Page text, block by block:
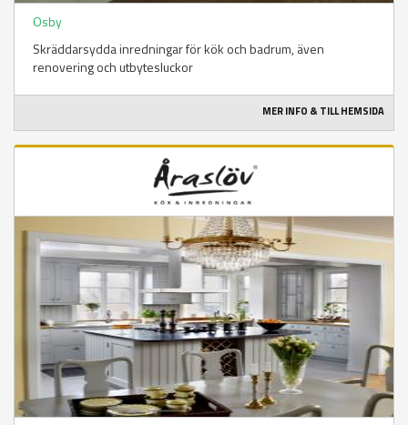
Osby
Skräddarsydda inredningar för kök och badrum, även
renovering och utbytesluckor
MER INFO & TILL HEMSIDA